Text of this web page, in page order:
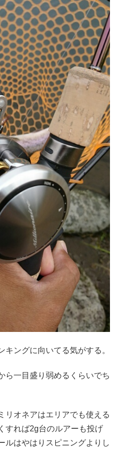
ングに向いてる気がする。
ら一目盛り弱めるくらいでち
リオネアはエリアでも使える
すれば2g台のルアーも投げ
ルはやはりスピニングよりし